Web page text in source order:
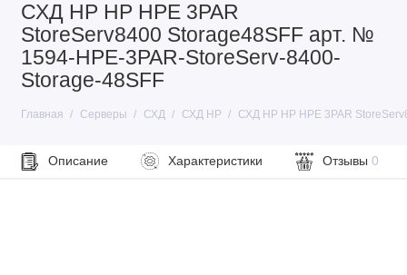
СХД HP HP HPE 3PAR
StoreServ8400 Storage48SFF арт. №
1594-HPE-3PAR-StoreServ-8400-
Storage-48SFF
Главная Серверы СХД СХД HP СХД HP HP HPE 3PAR
Описание Характеристики Отзывы 0